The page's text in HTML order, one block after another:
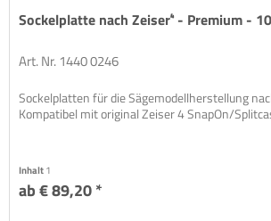
Sockelplatte nach Zeiser⁴ - Premium -
Art. Nr. 1440 0246
Sockelplatten für die Sägemodellherstellung
Kompatibel mit original Zeiser 4 SnapOn/
Inhalt1
ab € 89,20 *